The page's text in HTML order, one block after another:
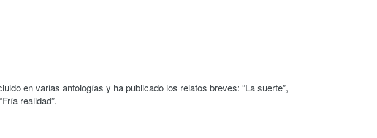
en varias antologías y ha publicado los relatos breves: “La suerte”,
realidad”.